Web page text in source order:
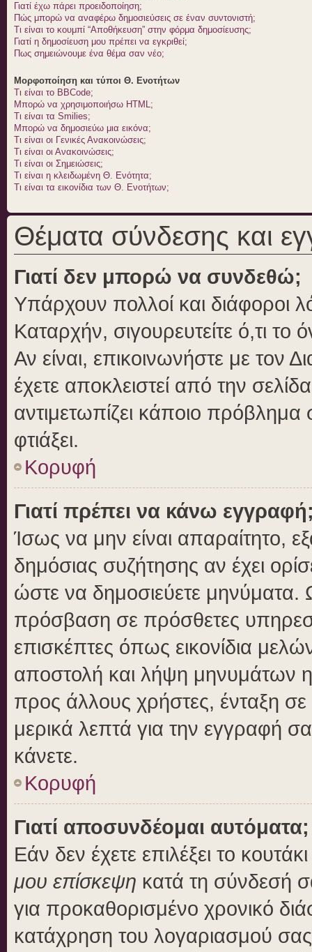
Γιατί έχω πάρει προειδοποίηση;
Πώς μπορώ να αναφέρω δημοσιεύσεις σε έναν συντονιστή;
Τι είναι το κουμπί “Αποθήκευση” στην φόρμα δημοσίευσης;
Γιατί η δημοσίευση μου πρέπει να εγκριθεί;
Πως σημειώνουμε ένα θέμα σαν νέο;
Μορφοποίηση και τύποι Θ. Ενοτήτων
Τι είναι το BBCode;
Μπορώ να χρησιμοποιήσω HTML;
Τι είναι τα Smilies;
Μπορώ να δημοσιεύω μια εικόνα;
Τι είναι οι Γενικές Ανακοινώσεις;
Τι είναι οι Ανακοινώσεις;
Τι είναι οι Σημειώσεις;
Τι είναι η κλειδωμένη Θ. Ενότητα;
Τι είναι τα εικονίδια των Θ. Ενοτήτων;
Θέματα σύνδεσης και
Γιατί δεν μπορώ να συνδεθώ;
Υπάρχουν πολλοί και διάφοροι
Καταρχήν, σιγουρευτείτε ό,τι
Αν είναι, επικοινωνήστε με τον
έχετε αποκλειστεί από την
αντιμετωπίζει κάποιο πρόβλημα
φτιάξει.
Κορυφή
Γιατί πρέπει να κάνω
Ίσως να μην είναι απαραίτητο,
δημόσιας συζήτησης αν έχει
ώστε να δημοσιεύετε μηνύματα.
πρόσβαση σε πρόσθετες
επισκέπτες όπως εικονίδια
αποστολή και λήψη μηνυμάτων
προς άλλους χρήστες, ένταξη
μερικά λεπτά για την εγγραφή
κάνετε.
Κορυφή
Γιατί αποσυνδέομαι αυτόματα;
Εάν δεν έχετε επιλέξει το
μου επίσκεψη κατά τη σύνδεσή
για προκαθορισμένο χρονικό
κατάχρηση του λογαριασμού